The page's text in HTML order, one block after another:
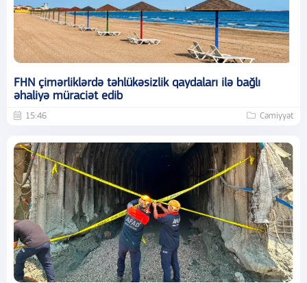
FHN çimərliklərdə təhlükəsizlik qaydaları ilə bağlı
əhaliyə müraciət edib
15:46 Cəmiyyət